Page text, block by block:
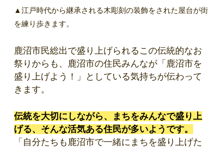
▲江戸時代から継承される木彫刻の装飾をされた屋台が街
を練り歩きます。
鹿沼市民総出で盛り上げられるこの伝統的なお
祭りからも、鹿沼市の住民みんなが「鹿沼市を
盛り上げよう！」としている気持ちが伝わって
きます。
伝統を大切にしながら、まちをみんなで盛り上
げる、そんな活気ある住民が多いようです。
「自分たちも鹿沼市で一緒にまちを盛り上げた